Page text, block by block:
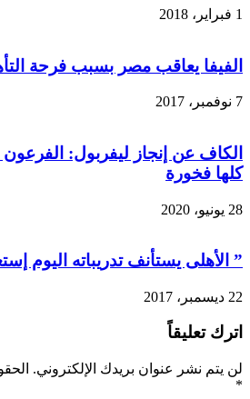
1 فبراير، 2018
الفيفا يعاقب مصر بسبب فرحة
7 نوفمبر، 2017
الكاف عن إنجاز ليفربول:
كلها فخورة
28 يونيو، 2020
” الأهلى يستأنف تدريباته اليوم
22 ديسمبر، 2017
اترك تعليقاً
لن يتم نشر عنوان بريدك الإلكتروني.
*